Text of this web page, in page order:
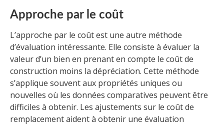
Approche par le coût
L’approche par le coût est une autre méthode
d’évaluation intéressante. Elle consiste à évaluer la
valeur d’un bien en prenant en compte le coût de
construction moins la dépréciation. Cette méthode
s’applique souvent aux propriétés uniques ou
nouvelles où les données comparatives peuvent être
difficiles à obtenir. Les ajustements sur le coût de
remplacement aident à obtenir une évaluation